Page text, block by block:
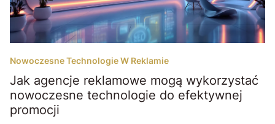
Nowoczesne Technologie W Reklamie
Jak agencje reklamowe mogą wykorzystać
nowoczesne technologie do efektywnej
promocji